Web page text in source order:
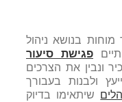
בנושא ניהול
פגישת סיעור
ונבין את הצרכים
ולבנות בעבורך
שיתאימו בדיוק